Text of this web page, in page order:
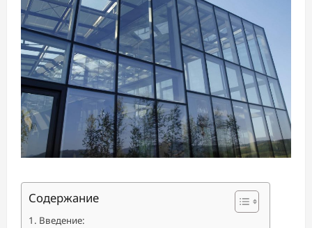
Содержание
Введение: